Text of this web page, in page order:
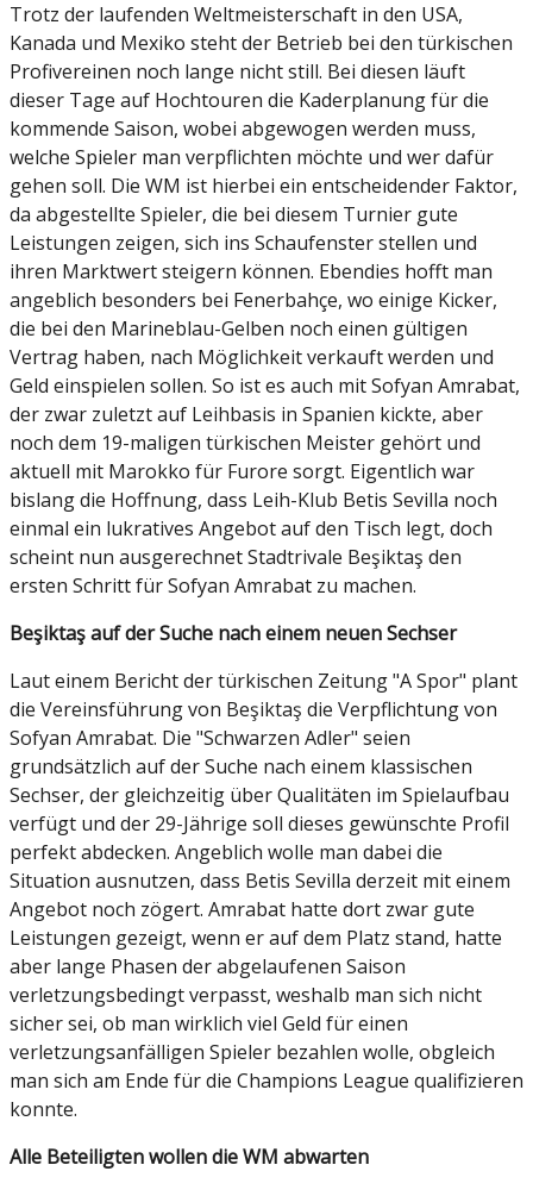
Trotz der laufenden Weltmeisterschaft in den USA,
Kanada und Mexiko steht der Betrieb bei den türkischen
Profivereinen noch lange nicht still. Bei diesen läuft
dieser Tage auf Hochtouren die Kaderplanung für die
kommende Saison, wobei abgewogen werden muss,
welche Spieler man verpflichten möchte und wer dafür
gehen soll. Die WM ist hierbei ein entscheidender Faktor,
da abgestellte Spieler, die bei diesem Turnier gute
Leistungen zeigen, sich ins Schaufenster stellen und
ihren Marktwert steigern können. Ebendies hofft man
angeblich besonders bei Fenerbahçe, wo einige Kicker,
die bei den Marineblau-Gelben noch einen gültigen
Vertrag haben, nach Möglichkeit verkauft werden und
Geld einspielen sollen. So ist es auch mit Sofyan Amrabat,
der zwar zuletzt auf Leihbasis in Spanien kickte, aber
noch dem 19-maligen türkischen Meister gehört und
aktuell mit Marokko für Furore sorgt. Eigentlich war
bislang die Hoffnung, dass Leih-Klub Betis Sevilla noch
einmal ein lukratives Angebot auf den Tisch legt, doch
scheint nun ausgerechnet Stadtrivale Beşiktaş den
ersten Schritt für Sofyan Amrabat zu machen.
Beşiktaş auf der Suche nach einem neuen Sechser
Laut einem Bericht der türkischen Zeitung "A Spor" plant
die Vereinsführung von Beşiktaş die Verpflichtung von
Sofyan Amrabat. Die "Schwarzen Adler" seien
grundsätzlich auf der Suche nach einem klassischen
Sechser, der gleichzeitig über Qualitäten im Spielaufbau
verfügt und der 29-Jährige soll dieses gewünschte Profil
perfekt abdecken. Angeblich wolle man dabei die
Situation ausnutzen, dass Betis Sevilla derzeit mit einem
Angebot noch zögert. Amrabat hatte dort zwar gute
Leistungen gezeigt, wenn er auf dem Platz stand, hatte
aber lange Phasen der abgelaufenen Saison
verletzungsbedingt verpasst, weshalb man sich nicht
sicher sei, ob man wirklich viel Geld für einen
verletzungsanfälligen Spieler bezahlen wolle, obgleich
man sich am Ende für die Champions League qualifizieren
konnte.
Alle Beteiligten wollen die WM abwarten